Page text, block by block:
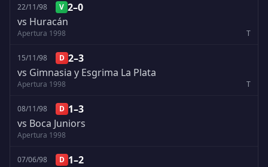
22/11/98 V 2–0
vs Huracán
Apertura 1998 T
15/11/98 D 2–3
vs Gimnasia y Esgrima La Plata
Apertura 1998 T
08/11/98 D 1–3
vs Boca Juniors
Apertura 1998
07/06/98 D 1–2